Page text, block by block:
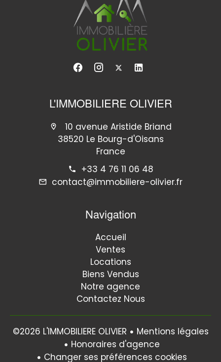
L'IMMOBILIERE OLIVIER
10 avenue Aristide Briand
38520 Le Bourg-d'Oisans
France
+33 4 76 11 06 48
contact@immobiliere-olivier.fr
Navigation
Accueil
Ventes
Locations
Biens Vendus
Notre agence
Contactez Nous
©2026 L'IMMOBILIERE OLIVIER
Mentions légales
Honoraires d'agence
Changer ses préférences cookies